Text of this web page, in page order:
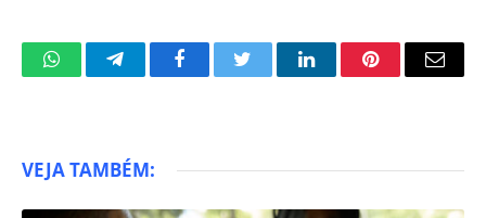
WhatsAppTelegramFacebookTwitter LinkedInPinterestEmail
VEJA TAMBÉM: